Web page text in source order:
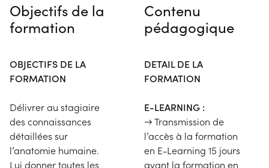
Objectifs de la
formation
OBJECTIFS DE LA
FORMATION
Délivrer au stagiaire
des connaissances
détaillées sur
l’anatomie humaine.
Lui donner toutes les
Contenu
pédagogique
DETAIL DE LA
FORMATION
E-LEARNING :
→ Transmission de
l’accès à la formation
en E-Learning 15 jours
avant la formation en